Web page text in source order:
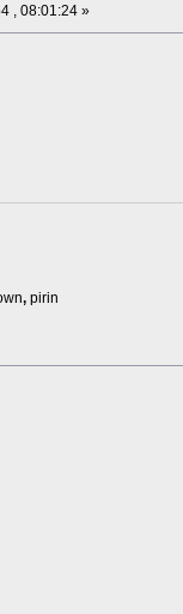
, 08:01:24 »
,pirin